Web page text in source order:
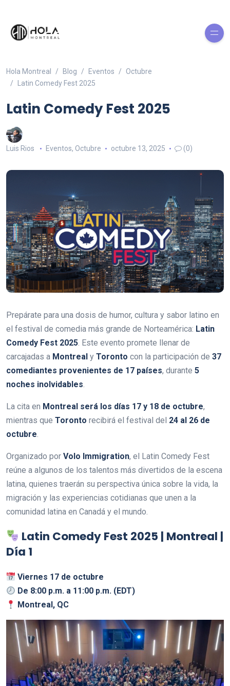
Hola Montreal Blog Eventos
Octubre
Latin Comedy Fest 2025
Latin Comedy Fest 2025
Luis Rios Eventos, Octubre octubre 13, 2025 (0)
Prepárate para una dosis de humor, cultura y sabor latino en
el festival de comedia más grande de Norteamérica: Latin
Comedy Fest 2025. Este evento promete llenar de
carcajadas a Montreal y Toronto con la participación de 37
comediantes provenientes de 17 países, durante 5
noches inolvidables.
La cita en Montreal será los días 17 y 18 de octubre,
mientras que Toronto recibirá el festival del 24 al 26 de
octubre.
Organizado por Volo Immigration, el Latin Comedy Fest
reúne a algunos de los talentos más divertidos de la escena
latina, quienes traerán su perspectiva única sobre la vida, la
migración y las experiencias cotidianas que unen a la
comunidad latina en Canadá y el mundo.
Latin Comedy Fest 2025 | Montreal |
Día 1
Viernes 17 de octubre
De 8:00 p.m. a 11:00 p.m. (EDT)
Montreal, QC